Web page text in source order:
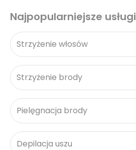
Najpopularniejsze usługi
Strzyżenie włosów
Strzyżenie brody
Pielęgnacja brody
Depilacja uszu